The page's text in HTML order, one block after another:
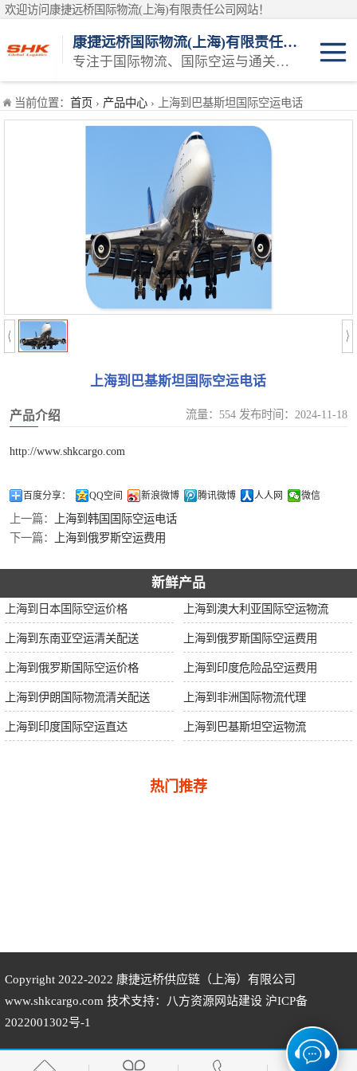
欢迎访问康捷远桥国际物流(上海)有限责任公司网站！
康捷远桥国际物流(上海)有限责任公司
专注于国际物流、国际空运与通关一体化一站式物流服务商
当前位置： 首页 › 产品中心 › 上海到巴基斯坦国际空运电话
上海到巴基斯坦国际空运电话
产品介绍 流量：554 发布时间：2024-11-18
http://www.shkcargo.com
百度分享： QQ空间 新浪微博 腾讯微博 人人网 微信
上一篇：
上海到韩国国际空运电话
下一篇：
上海到俄罗斯空运费用
新鲜产品
上海到日本国际空运价格 上海到澳大利亚国际空运物流
上海到东南亚空运清关配送 上海到俄罗斯国际空运费用
上海到俄罗斯国际空运价格 上海到印度危险品空运费用
上海到伊朗国际物流清关配送 上海到非洲国际物流代理
上海到印度国际空运直达 上海到巴基斯坦空运物流
热门推荐
Copyright 2022-2022 康捷远桥供应链（上海）有限公司
www.shkcargo.com 技术支持：八方资源 网站建设 沪ICP备
2022001302号-1
日本空运
巴基斯坦空运
澳大利亚空运
俄罗斯空运
伊朗空运
美国空运
欧洲空运
中东空运
非洲空运
南美空运